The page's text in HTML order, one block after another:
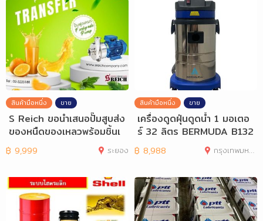
สินค้ามือหนึ่ง ขาย
S Reich ขอนำเสนอปั๊มสูบส่ง
ของหนืดของเหลวพร้อมชิ้นเ
นี้อ ได้อย
฿ 9,999 ระยอง
สินค้ามือหนึ่ง ขาย
เครื่องดูดฝุ่นดูดน้ำ 1 มอเตอ
ร์ 32 ลิตร BERMUDA B132
฿ 8,988 กรุงเทพมหานคร